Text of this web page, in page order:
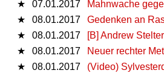
★
07.01.2017
Mahnwache
★
08.01.2017
Gedenken an
★
08.01.2017
[B] Andrew
★
08.01.2017
Neuer rechter
★
08.01.2017
(Video)